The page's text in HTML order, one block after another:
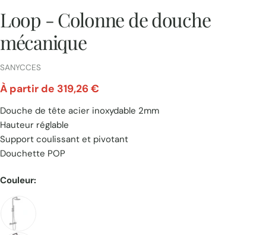
Loop - Colonne de douche
mécanique
FOURNISSEUR:
SANYCCES
Prix
unitaire
À partir de 319,26 €
Douche de tête acier inoxydable 2mm
Hauteur réglable
Support coulissant et pivotant
Douchette POP
Couleur: